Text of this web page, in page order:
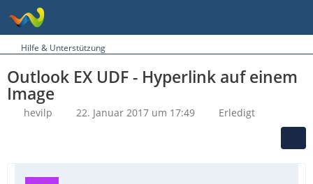
Hilfe & Unterstützung
Outlook EX UDF - Hyperlink auf einem
Image
hevilp 22. Januar 2017 um 17:49 Erledigt